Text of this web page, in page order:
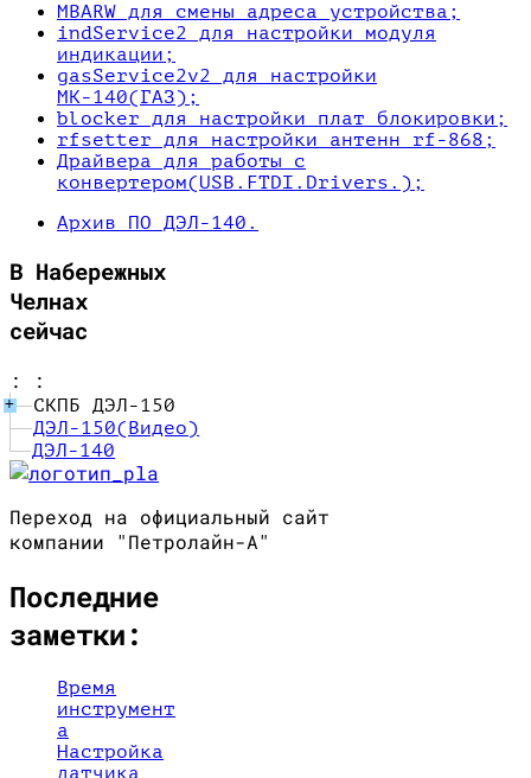
MBARW для смены адреса устройства;
indService2 для настройки модуля
индикации;
gasService2v2 для настройки
МК-140(ГАЗ);
blocker для настройки плат блокировки;
rfsetter для настройки антенн rf-868;
Драйвера для работы с
конвертером(USB.FTDI.Drivers.);
Архив ПО ДЭЛ-140.
В Набережных
Челнах
сейчас
: :
+
СКПБ ДЭЛ-150
ДЭЛ-150(Видео)
ДЭЛ-140
Переход на официальный сайт
компании "Петролайн-А"
Последние
заметки:
Время
инструмент
а
Настройка
датчика